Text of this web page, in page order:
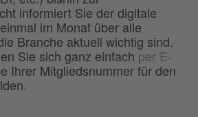
informiert Sie der digitale
im Monat über alle
Branche aktuell wichtig sind.
Sie sich ganz einfach per E-
Ihrer Mitgliedsnummer für den